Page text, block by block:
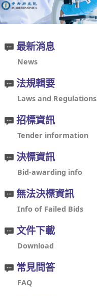
最新消息
News
法規輯要
Laws and Regulations
招標資訊
Tender information
決標資訊
Bid-awarding info
無法決標資訊
Info of Failed Bids
文件下載
Download
常見問答
FAQ